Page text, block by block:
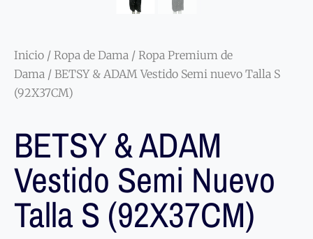
Inicio / Ropa de Dama / Ropa Premium de
Dama / BETSY & ADAM Vestido Semi nuevo Talla S
(92X37CM)
BETSY & ADAM
Vestido Semi Nuevo
Talla S (92X37CM)